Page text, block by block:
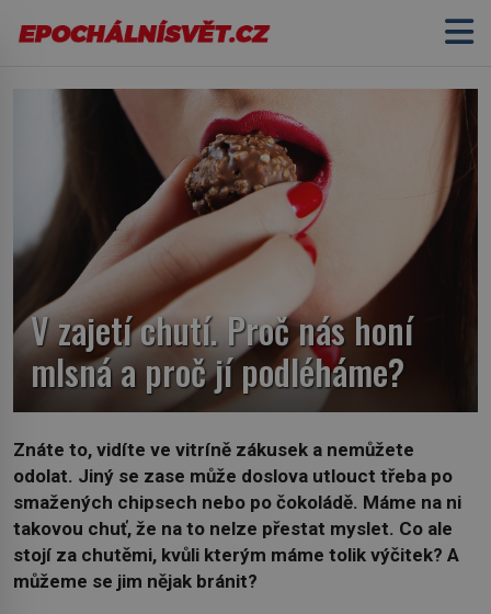
V zajetí chutí. Proč nás honí
mlsná a proč jí podléháme?
Znáte to, vidíte ve vitríně zákusek a nemůžete
odolat. Jiný se zase může doslova utlouct třeba po
smažených chipsech nebo po čokoládě. Máme na ni
takovou chuť, že na to nelze přestat myslet. Co ale
stojí za chutěmi, kvůli kterým máme tolik výčitek? A
můžeme se jim nějak bránit?